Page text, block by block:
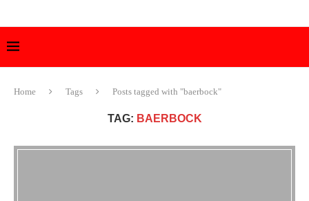
Home Tags Posts tagged with "baerbock"
TAG: BAERBOCK